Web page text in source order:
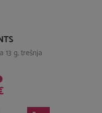
13 g, trešnja